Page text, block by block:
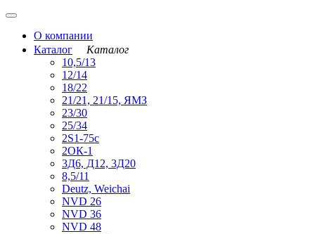
О компании
Каталог
Каталог
10,5/13
12/14
18/22
21/21, 21/15, ЯМЗ
23/30
25/34
2S1-75с
2ОК-1
3Д6, Д12, 3Д20
8,5/11
Deutz, Weichai
NVD 26
NVD 36
NVD 48